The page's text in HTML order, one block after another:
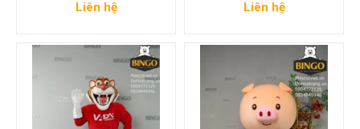
Liên hệ Liên hệ